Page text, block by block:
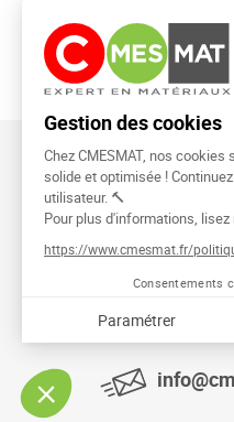
CMESMAT
91026 EVRY